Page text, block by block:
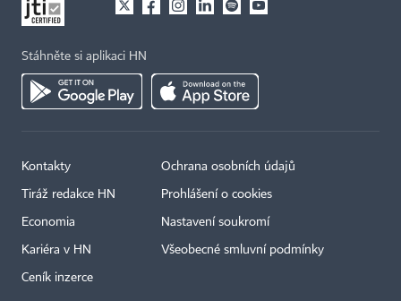
Stáhněte si aplikaci HN
Kontakty
Tiráž redakce HN
Economia
Kariéra v HN
Ceník inzerce
Ochrana osobních údajů
Prohlášení o cookies
Nastavení soukromí
Všeobecné smluvní podmínky